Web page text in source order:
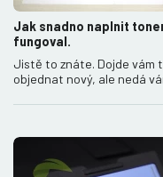
Jak snadno naplnit
fungoval.
Jistě to znáte. Dojde vám
objednat nový, ale nedá